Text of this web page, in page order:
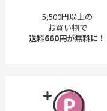
5,500円以上の
お買い物で
送料660円が無料に！